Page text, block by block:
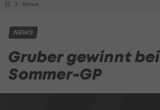
News
NEWS
Gruber gewinnt bei
Sommer-GP